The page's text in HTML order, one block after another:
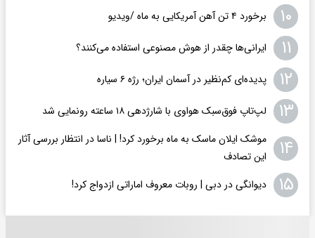
۱۰ برخورد ۴ تن آهن آمریکایی به ماه /ویدیو
۱۱ ایرانی‌ها چقدر از هوش مصنوعی استفاده می‌کنند؟
۱۲ پدیده‌ای کم‌نظیر در آسمان ایران؛ رژه ۶ سیاره
۱۳ لپ‌تاپ فوق‌سبک هواوی با شارژدهی ۱۸ ساعته رونمایی شد
۱۴
موشک ایلان ماسک به ماه برخورد کرد! | ناسا در انتظار بررسی آثار
این تصادف
۱۵ دیوانگی در دبی | روبات معروف اماراتی ازدواج کرد!